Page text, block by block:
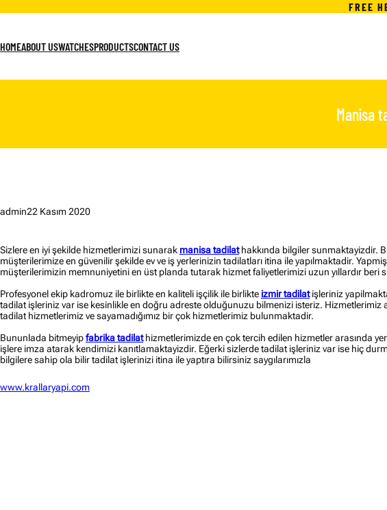
geç
FREE
HOMEABOUT USWATCHESPRODUCTSCONTACT US
Manisa
admin22 Kasım 2020
Sizlere en iyi şekilde hizmetlerimizi sunarak manisa tadilathakkında bilgiler sunmaktayizdir.
müşterilerimize en güvenilir şekilde ev ve iş yerlerinizin tadilatları itina ile yapılmaktadir.
müşterilerimizin memnuniyetini en üst planda tutarak hizmet faliyetlerimizi uzun yıllardır beri
Profesyonel ekip kadromuz ile birlikte en kaliteli işçilik ile birlikte izmir tadilatişleriniz
tadilat işleriniz var ise kesinlikle en doğru adreste olduğunuzu bilmenizi isteriz. Hizmetlerimiz
tadilat hizmetlerimiz ve sayamadığımız bir çok hizmetlerimiz bulunmaktadir.
Bununlada bitmeyipfabrika tadilathizmetlerimizde en çok tercih edilen hizmetler arasında
işlere imza atarak kendimizi kanıtlamaktayizdir. Eğerki sizlerde tadilat işleriniz var ise hiç
bilgilere sahip ola bilir tadilat işlerinizi itina ile yaptıra bilirsiniz saygılarımızla
www.krallaryapi.com